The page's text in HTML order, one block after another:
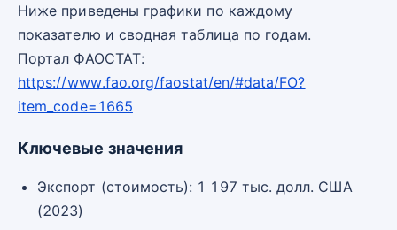
Ниже приведены графики по каждому
показателю и сводная таблица по годам.
Портал ФАОСТАТ:
https://www.fao.org/faostat/en/#data/FO?
item_code=1665
Ключевые значения
Экспорт (стоимость): 1 197 тыс. долл. США
(2023)